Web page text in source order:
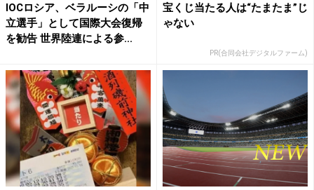
IOCロシア、ベラルーシの「中
立選手」として国際大会復帰
を勧告 世界陸連による参...
宝くじ当たる人は“たまたま”じ
ゃない
PR(合同会社デジタルファーム)